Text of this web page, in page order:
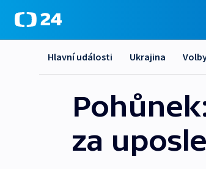
Hlavní události Ukrajina
za